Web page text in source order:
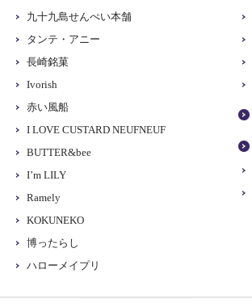
九十九島せんぺい本舗
タンテ・アニー
長崎銘菓
Ivorish
赤い風船
I LOVE CUSTARD NEUFNEUF
BUTTER&bee
I’m LILY
Ramely
KOKUNEKO
博ったらし
ハローメイプリ